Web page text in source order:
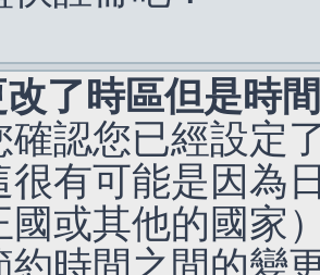
了時區但是時
確認您已經設定
很有可能是因為
國或其他的國家
約時間之間的變